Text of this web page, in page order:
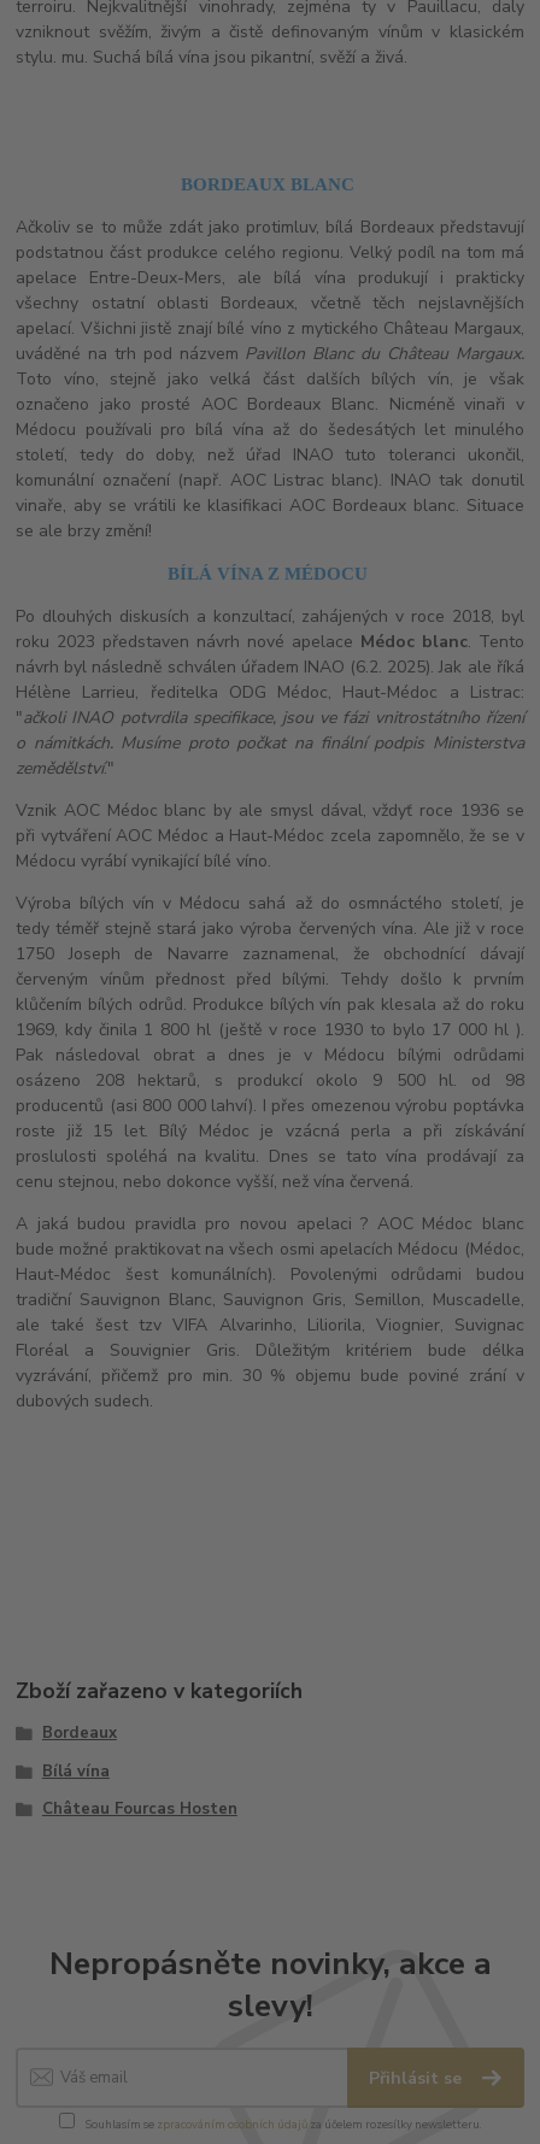
terroiru. Nejkvalitnější vinohrady, zejména ty v Pauillacu, daly
vzniknout svěžím, živým a čistě definovaným vínům v klasickém
stylu. mu. Suchá bílá vína jsou pikantní, svěží a živá.
BORDEAUX BLANC
Ačkoliv se to může zdát jako protimluv, bílá Bordeaux představují
podstatnou část produkce celého regionu. Velký podíl na tom má
apelace Entre-Deux-Mers, ale bílá vína produkují i prakticky
všechny ostatní oblasti Bordeaux, včetně těch nejslavnějších
apelací. Všichni jistě znají bílé víno z mytického Château Margaux,
uváděné na trh pod názvem Pavillon Blanc du Château Margaux.
Toto víno, stejně jako velká část dalších bílých vín, je však
označeno jako prosté AOC Bordeaux Blanc. Nicméně vinaři v
Médocu používali pro bílá vína až do šedesátých let minulého
století, tedy do doby, než úřad INAO tuto toleranci ukončil,
komunální označení (např. AOC Listrac blanc). INAO tak donutil
vinaře, aby se vrátili ke klasifikaci AOC Bordeaux blanc. Situace
se ale brzy změní!
BÍLÁ VÍNA Z MÉDOCU
Po dlouhých diskusích a konzultací, zahájených v roce 2018, byl
roku 2023 představen návrh nové apelace Médoc blanc. Tento
návrh byl následně schválen úřadem INAO (6.2. 2025). Jak ale říká
Hélène Larrieu, ředitelka ODG Médoc, Haut-Médoc a Listrac:
"ačkoli INAO potvrdila specifikace, jsou ve fázi vnitrostátního řízení
o námitkách. Musíme proto počkat na finální podpis Ministerstva
zemědělství."
Vznik AOC Médoc blanc by ale smysl dával, vždyť roce 1936 se
při vytváření AOC Médoc a Haut-Médoc zcela zapomnělo, že se v
Médocu vyrábí vynikající bílé víno.
Výroba bílých vín v Médocu sahá až do osmnáctého století, je
tedy téměř stejně stará jako výroba červených vína. Ale již v roce
1750 Joseph de Navarre zaznamenal, že obchodnící dávají
červeným vínům přednost před bílými. Tehdy došlo k prvním
klůčením bílých odrůd. Produkce bílých vín pak klesala až do roku
1969, kdy činila 1 800 hl (ještě v roce 1930 to bylo 17 000 hl ).
Pak následoval obrat a dnes je v Médocu bílými odrůdami
osázeno 208 hektarů, s produkcí okolo 9 500 hl. od 98
producentů (asi 800 000 lahví). I přes omezenou výrobu poptávka
roste již 15 let. Bílý Médoc je vzácná perla a při získávání
proslulosti spoléhá na kvalitu. Dnes se tato vína prodávají za
cenu stejnou, nebo dokonce vyšší, než vína červená.
A jaká budou pravidla pro novou apelaci ? AOC Médoc blanc
bude možné praktikovat na všech osmi apelacích Médocu (Médoc,
Haut-Médoc šest komunálních). Povolenými odrůdami budou
tradiční Sauvignon Blanc, Sauvignon Gris, Semillon, Muscadelle,
ale také šest tzv VIFA Alvarinho, Liliorila, Viognier, Suvignac
Floréal a Souvignier Gris. Důležitým kritériem bude délka
vyzrávání, přičemž pro min. 30 % objemu bude poviné zrání v
dubových sudech.
Zboží zařazeno v kategoriích
Bordeaux
Bílá vína
Château Fourcas Hosten
Nepropásněte novinky, akce a
slevy!
Přihlásit se
Souhlasím se zpracováním osobních údajůza účelem rozesílky newsletteru.